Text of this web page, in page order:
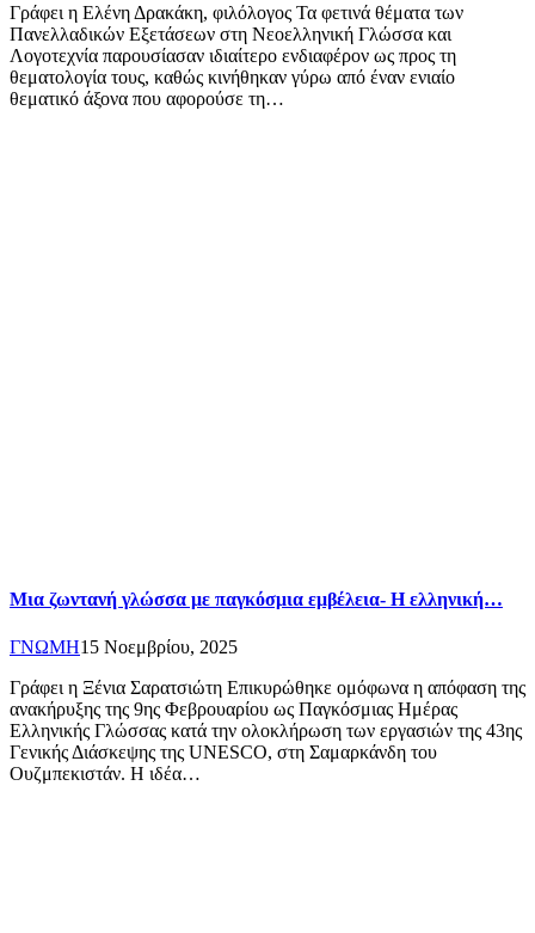
Γράφει η Ελένη Δρακάκη, φιλόλογος Τα φετινά θέματα των
Πανελλαδικών Εξετάσεων στη Νεοελληνική Γλώσσα και
Λογοτεχνία παρουσίασαν ιδιαίτερο ενδιαφέρον ως προς τη
θεματολογία τους, καθώς κινήθηκαν γύρω από έναν ενιαίο
θεματικό άξονα που αφορούσε τη…
Μια ζωντανή γλώσσα με παγκόσμια εμβέλεια- Η ελληνική…
ΓΝΩΜΗ15 Νοεμβρίου, 2025
Γράφει η Ξένια Σαρατσιώτη Επικυρώθηκε ομόφωνα η απόφαση της
ανακήρυξης της 9ης Φεβρουαρίου ως Παγκόσμιας Ημέρας
Ελληνικής Γλώσσας κατά την ολοκλήρωση των εργασιών της 43ης
Γενικής Διάσκεψης της UNESCO, στη Σαμαρκάνδη του
Ουζμπεκιστάν. Η ιδέα…